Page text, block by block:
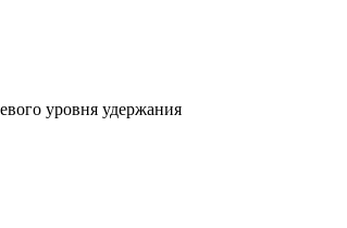
уровня удержания